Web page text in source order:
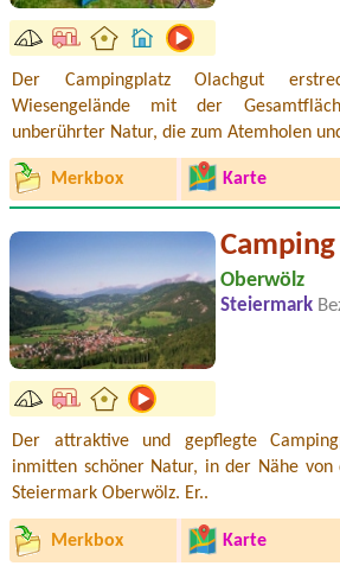
Der Campingplatz Olachgut
Wiesengelände mit der
unberührter Natur, die zum Atemholen
Merkbox Karte
Oberwölz
Steiermark
Der attraktive und gepflegte
inmitten schöner Natur, in der Nähe
Steiermark Oberwölz. Er..
Merkbox Karte